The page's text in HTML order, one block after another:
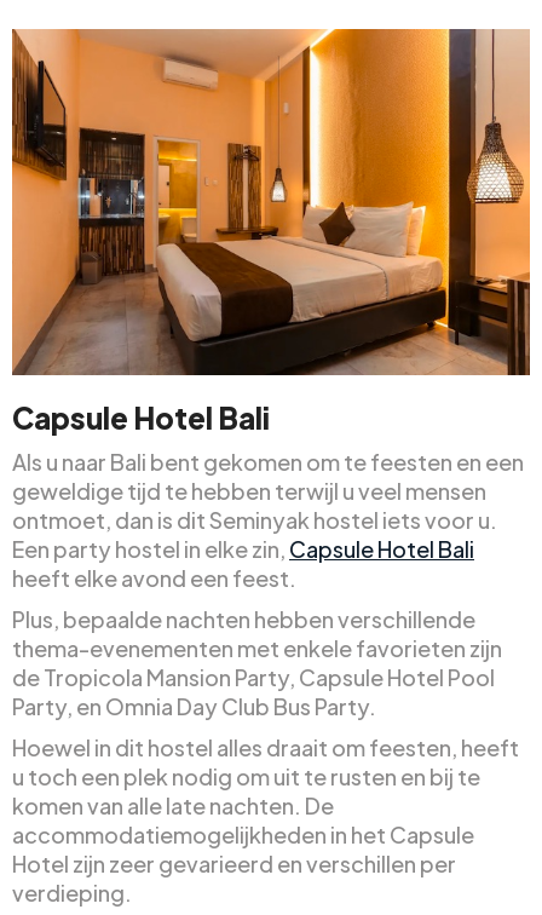
Capsule Hotel Bali
Als u naar Bali bent gekomen om te feesten en een
geweldige tijd te hebben terwijl u veel mensen
ontmoet, dan is dit Seminyak hostel iets voor u.
Een party hostel in elke zin, Capsule Hotel Bali
heeft elke avond een feest.
Plus, bepaalde nachten hebben verschillende
thema-evenementen met enkele favorieten zijn
de Tropicola Mansion Party, Capsule Hotel Pool
Party, en Omnia Day Club Bus Party.
Hoewel in dit hostel alles draait om feesten, heeft
u toch een plek nodig om uit te rusten en bij te
komen van alle late nachten. De
accommodatiemogelijkheden in het Capsule
Hotel zijn zeer gevarieerd en verschillen per
verdieping.